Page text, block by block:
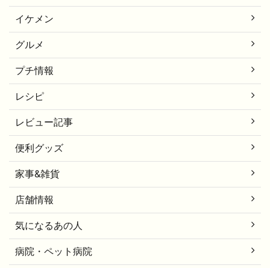
イケメン
グルメ
プチ情報
レシピ
レビュー記事
便利グッズ
家事&雑貨
店舗情報
気になるあの人
病院・ペット病院